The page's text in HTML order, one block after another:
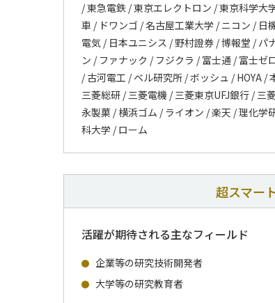
/ 東急電鉄 / 東京エレクトロン / 東京科学大
車 / ドワンゴ / 名古屋工業大学 / ニコン / 日
電気 / 日本ユニシス / 野村證券 / 博報堂 /
ン / ファナック / フジクラ / 富士通 / 富士
/ 古河電工 / ベル研究所 / ボッシュ / HOYA
三菱総研 / 三菱電機 / 三菱東京UFJ銀行 / 三
永製菓 / 横浜ゴム / ライオン / 楽天 / 理化学
科大学 / ローム
超スマー
活躍が期待される主なフィールド
企業等の研究技術開発者
大学等の研究教育者